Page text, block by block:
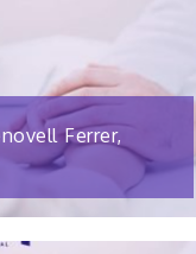
Ferrer,